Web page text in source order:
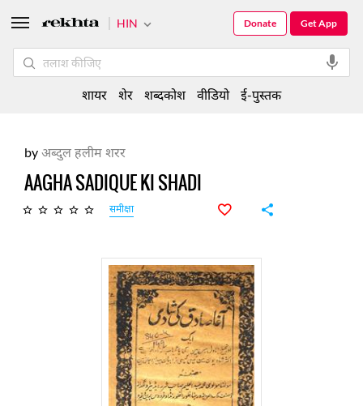
byअब्दुल हलीम शरर
AAGHA SADIQUE KI SHADI
समीक्षा
HIN Get App
Donate
शायर शेर शब्दकोश वीडियो ई-पुस्तक